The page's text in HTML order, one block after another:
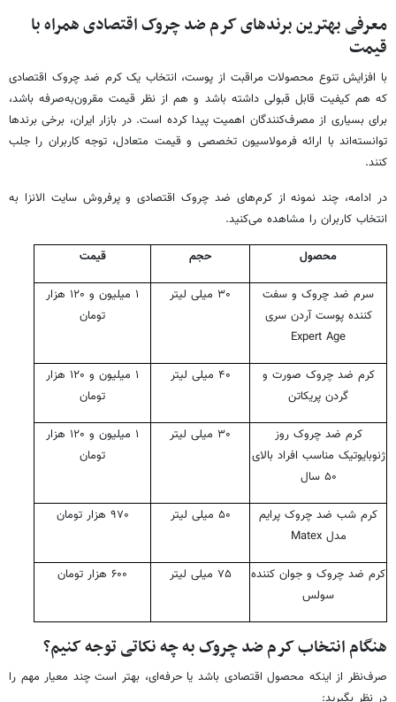
معرفی بهترین برندهای کرم ضد چروک اقتصادی همراه با
قیمت
با افزایش تنوع محصولات مراقبت از پوست، انتخاب یک کرم ضد چروک اقتصادی
که هم کیفیت قابل قبولی داشته باشد و هم از نظر قیمت مقرون‌به‌صرفه باشد،
برای بسیاری از مصرف‌کنندگان اهمیت پیدا کرده است. در بازار ایران، برخی برندها
توانسته‌اند با ارائه فرمولاسیون تخصصی و قیمت متعادل، توجه کاربران را جلب
کنند.
در ادامه، چند نمونه از کرم‌های ضد چروک اقتصادی و پرفروش سایت الانزا به
انتخاب کاربران را مشاهده می‌کنید.
محصول حجم قیمت
سرم ضد چروک و سفت
کننده پوست آردن سری
Expert Age
۳۰ میلی لیتر
۱ میلیون و ۱۲۰ هزار
تومان
کرم ضد چروک صورت و
گردن پریکاتن
۴۰ میلی لیتر
۱ میلیون و ۱۲۰ هزار
تومان
کرم ضد چروک روز
ژنوبایوتیک مناسب افراد بالای
۵۰ سال
۳۰ میلی لیتر
۱ میلیون و ۱۲۰ هزار
تومان
کرم شب ضد چروک پرایم
مدل Matex
۵۰ میلی لیتر ۹۷۰ هزار تومان
کرم ضد چروک و جوان کننده
سولس
۷۵ میلی لیتر ۶۰۰ هزار تومان
هنگام انتخاب کرم ضد چروک به چه نکاتی توجه کنیم؟
صرف‌نظر از اینکه محصول اقتصادی باشد یا حرفه‌ای، بهتر است چند معیار مهم را